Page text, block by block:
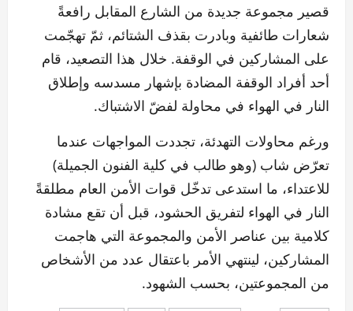
قصير مجموعة جديدة من الشارع المقابل رافعةً
شعارات طائفية وبادرت بقذف الشتائم، ثمّ تهجّمت
على المشاركين في الوقفة. خلال هذا التصعيد، قام
أحد أفراد الوقفة المضادة بإشهار مسدسه وإطلاق
النار في الهواء في محاولة لفضّ الاشتباك.
ورغم محاولات التهدئة، تجددت المواجهات عندما
تعرّض شاب (وهو طالب في كلية الفنون الجميلة)
للاعتداء، ما استدعى تدخّل قوات الأمن العام مطلقةً
النار في الهواء لتفريق الحشود، قبل أن تقع مشادة
كلامية بين عناصر الأمن والمجموعة التي هاجمت
المشاركين، لينتهي الأمر باعتقال عدد من الأشخاص
من المجموعتين، بحسب الشهود.